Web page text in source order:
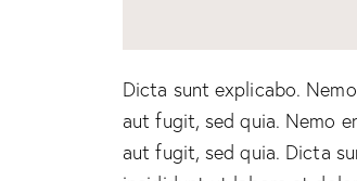
Dicta sunt explicabo.
aut fugit, sed quia. Nemo
aut fugit, sed quia. Dicta